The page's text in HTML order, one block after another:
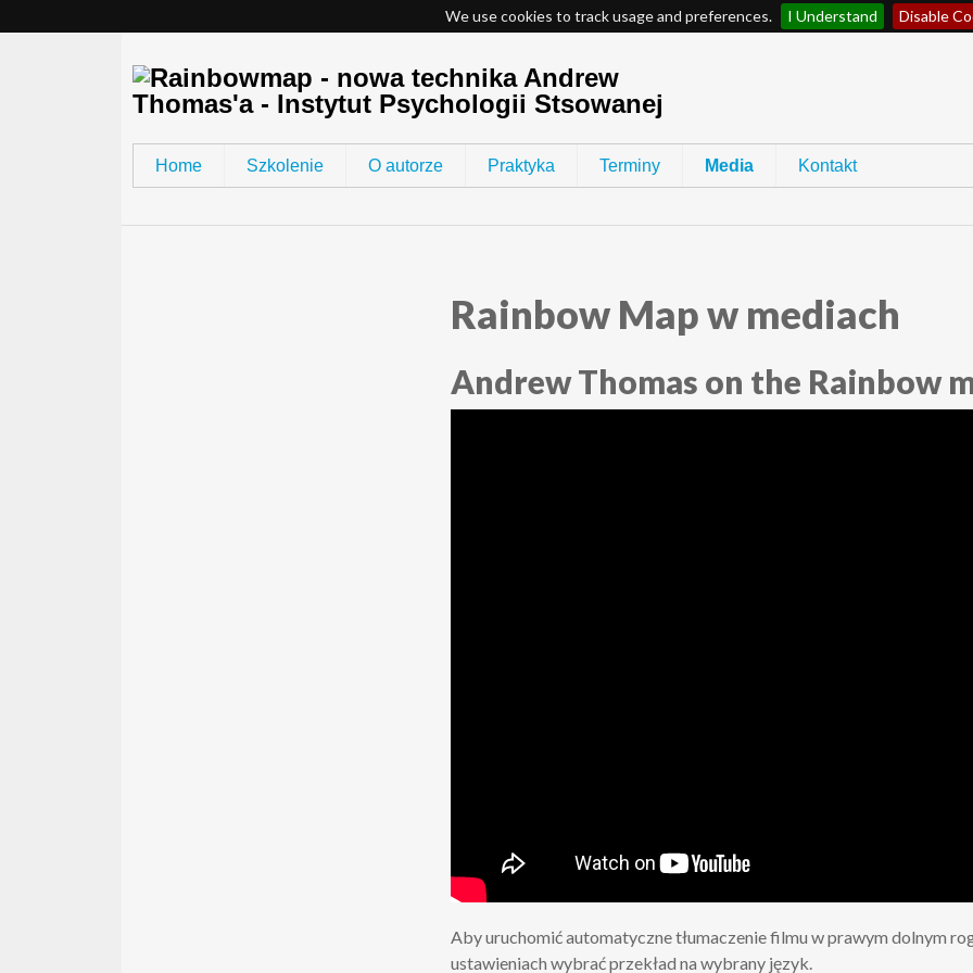
We use cookies to track usage and preferences. I Understand Disable
Home Szkolenie O autorze Praktyka Terminy Media Kontakt
Rainbow Map w mediach
Andrew Thomas on the Rainbow
Aby uruchomić automatyczne tłumaczenie filmu w prawym dolnym
ustawieniach wybrać przekład na wybrany język.